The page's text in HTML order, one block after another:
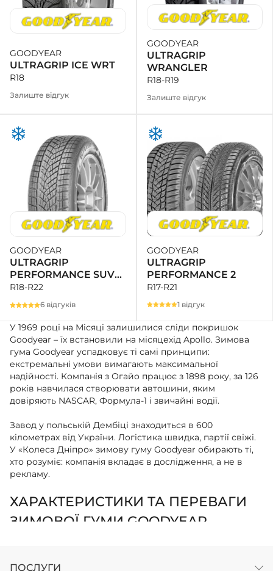
GOODYEAR
ULTRAGRIP ICE WRT
R18
Залиште відгук
GOODYEAR
ULTRAGRIP
WRANGLER
R18-R19
Залиште відгук
GOODYEAR
ULTRAGRIP
PERFORMANCE SUV
GEN-1
R18-R22
6 відгуків
GOODYEAR
ULTRAGRIP
PERFORMANCE 2
R17-R21
1 відгук
У 1969 році на Місяці залишилися сліди покришок
Goodyear – їх встановили на місяцехід Apollo. Зимова
гума Goodyear успадковує ті самі принципи:
екстремальні умови вимагають максимальної
надійності. Компанія з Огайо працює з 1898 року, за 126
років навчилася створювати автошини, яким
довіряють NASCAR, Формула-1 і звичайні водії.
Завод у польській Дембіці знаходиться в 600
кілометрах від України. Логістика швидка, партії свіжі.
У «Колеса Дніпро» зимову гуму Goodyear обирають ті,
хто розуміє: компанія вкладає в дослідження, а не в
рекламу.
ХАРАКТЕРИСТИКИ ТА ПЕРЕВАГИ
ЗИМОВОЇ ГУМИ GOODYEAR
які врізаються в крижану кірку. Зчеплення на льоду
ПОСЛУГИ